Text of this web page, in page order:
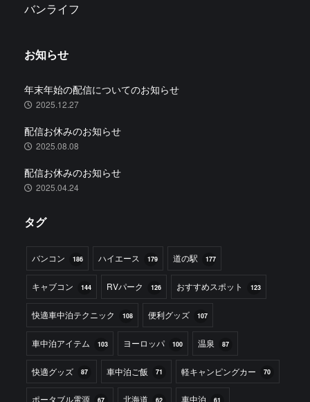
バンライフ
お知らせ
年末年始の配信についてのお知らせ
2025.12.27
配信お休みのお知らせ
2025.08.08
配信お休みのお知らせ
2025.04.24
タグ
バンコン 186 ハイエース 179 道の駅 177
キャブコン 144 RVパーク 126 おすすめスポット 123
快適車中泊テクニック 108 便利グッズ 107
車中泊アイテム 103 ヨーロッパ 100 温泉 87
快適グッズ 87 車中泊ご飯 71 軽キャンピングカー 70
ポータブル電源 北海道 車中泊